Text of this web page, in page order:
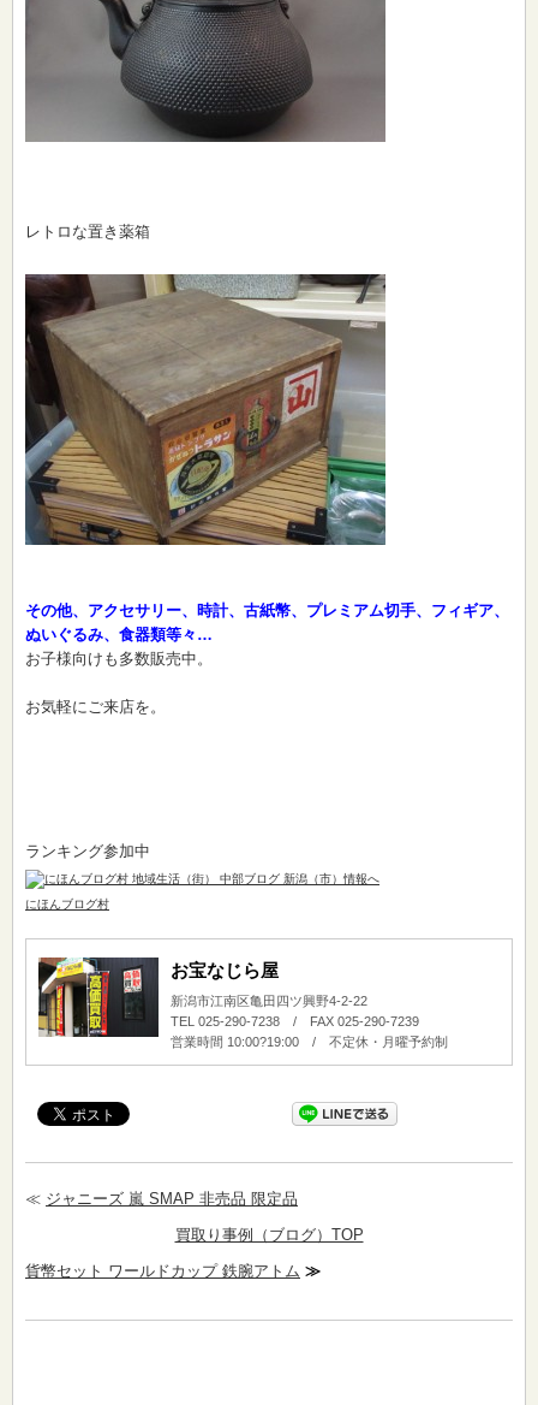
レトロな置き薬箱
その他、アクセサリー、時計、古紙幣、プレミアム切手、フィギア、
ぬいぐるみ、食器類等々…
お子様向けも多数販売中。
お気軽にご来店を。
ランキング参加中
にほんブログ村
お宝なじら屋
新潟市江南区亀田四ツ興野4-2-22
TEL 025-290-7238 / FAX 025-290-7239
営業時間 10:00?19:00 / 不定休・月曜予約制
≪ ジャニーズ 嵐 SMAP 非売品 限定品
買取り事例（ブログ）TOP
貨幣セット ワールドカップ 鉄腕アトム ≫